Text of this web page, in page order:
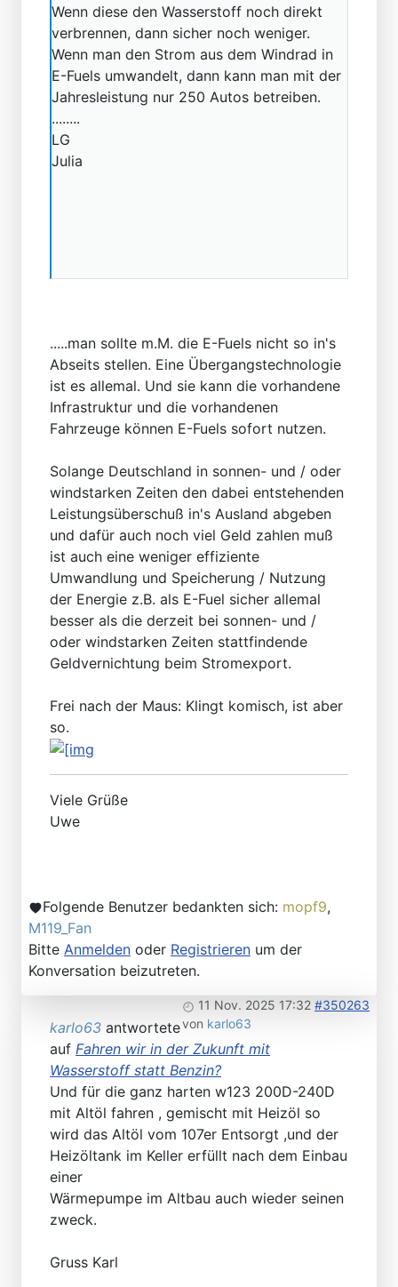
Wenn diese den Wasserstoff noch direkt
verbrennen, dann sicher noch weniger.
Wenn man den Strom aus dem Windrad in
E-Fuels umwandelt, dann kann man mit der
Jahresleistung nur 250 Autos betreiben.
........
LG
Julia
.....man sollte m.M. die E-Fuels nicht so in's
Abseits stellen. Eine Übergangstechnologie
ist es allemal. Und sie kann die vorhandene
Infrastruktur und die vorhandenen
Fahrzeuge können E-Fuels sofort nutzen.
Solange Deutschland in sonnen- und / oder
windstarken Zeiten den dabei entstehenden
Leistungsüberschuß in's Ausland abgeben
und dafür auch noch viel Geld zahlen muß
ist auch eine weniger effiziente
Umwandlung und Speicherung / Nutzung
der Energie z.B. als E-Fuel sicher allemal
besser als die derzeit bei sonnen- und /
oder windstarken Zeiten stattfindende
Geldvernichtung beim Stromexport.
Frei nach der Maus: Klingt komisch, ist aber
so.
Viele Grüße
Uwe
Folgende Benutzer bedankten sich: mopf9,
M119_Fan
Bitte Anmelden oder Registrieren um der
Konversation beizutreten.
11 Nov. 2025 17:32 #350263
von karlo63
karlo63 antwortete
auf Fahren wir in der Zukunft mit
Wasserstoff statt Benzin?
Und für die ganz harten w123 200D-240D
mit Altöl fahren , gemischt mit Heizöl so
wird das Altöl vom 107er Entsorgt ,und der
Heizöltank im Keller erfüllt nach dem Einbau
einer
Wärmepumpe im Altbau auch wieder seinen
zweck.
Gruss Karl